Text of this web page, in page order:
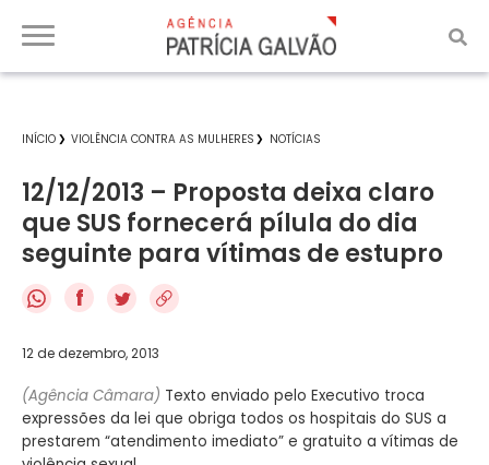
INÍCIO VIOLÊNCIA CONTRA AS MULHERES NOTÍCIAS
12/12/2013 – Proposta deixa claro
que SUS fornecerá pílula do dia
seguinte para vítimas de estupro
f
12 de dezembro, 2013
(Agência Câmara) Texto enviado pelo Executivo troca
expressões da lei que obriga todos os hospitais do SUS a
prestarem “atendimento imediato” e gratuito a vítimas de